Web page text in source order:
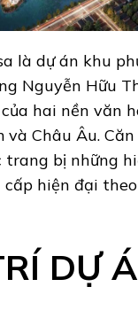
là dự án khu
Nguyễn Hữu
hai nền văn
và Châu Âu.
trang bị những
hiện đại
DỰ